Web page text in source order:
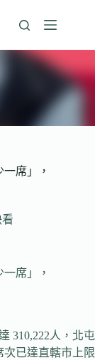
席」，
席」，
310,222人，北屯
次已達直轄市上限